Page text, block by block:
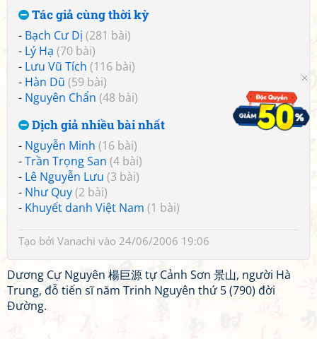
Tác giả cùng thời kỳ
- Bạch Cư Dị (281 bài)
- Lý Hạ (70 bài)
- Lưu Vũ Tích (116 bài)
- Hàn Dũ (59 bài)
- Nguyên Chẩn (48 bài)
Dịch giả nhiều bài nhất
- Nguyễn Minh (16 bài)
-Trần Trọng San (4 bài)
- Lê Nguyễn Lưu (3 bài)
- Như Quy(2 bài)
- Khuyết danh Việt Nam (1 bài)
Tạo bởi Vanachi vào 24/06/2006 19:06
Dương Cự Nguyên 楊巨源 tự Cảnh Sơn 景山, người Hà
Trung, đỗ tiến sĩ năm Trinh Nguyên thứ 5 (790) đời
Đường.